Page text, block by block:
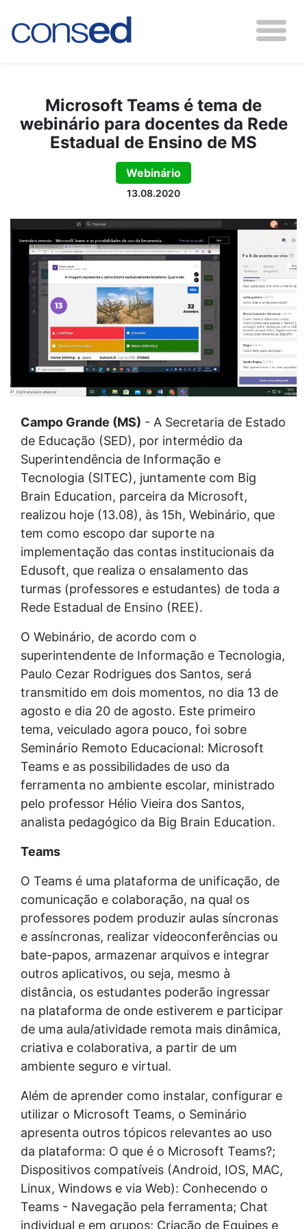
Microsoft Teams é tema de
webinário para docentes da Rede
Estadual de Ensino de MS
Webinário
13.08.2020
Campo Grande (MS) - A Secretaria de Estado
de Educação (SED), por intermédio da
Superintendência de Informação e
Tecnologia (SITEC), juntamente com Big
Brain Education, parceira da Microsoft,
realizou hoje (13.08), às 15h, Webinário, que
tem como escopo dar suporte na
implementação das contas institucionais da
Edusoft, que realiza o ensalamento das
turmas (professores e estudantes) de toda a
Rede Estadual de Ensino (REE).
O Webinário, de acordo com o
superintendente de Informação e Tecnologia,
Paulo Cezar Rodrigues dos Santos, será
transmitido em dois momentos, no dia 13 de
agosto e dia 20 de agosto. Este primeiro
tema, veiculado agora pouco, foi sobre
Seminário Remoto Educacional: Microsoft
Teams e as possibilidades de uso da
ferramenta no ambiente escolar, ministrado
pelo professor Hélio Vieira dos Santos,
analista pedagógico da Big Brain Education.
Teams
O Teams é uma plataforma de unificação, de
comunicação e colaboração, na qual os
professores podem produzir aulas síncronas
e assíncronas, realizar videoconferências ou
bate-papos, armazenar arquivos e integrar
outros aplicativos, ou seja, mesmo à
distância, os estudantes poderão ingressar
na plataforma de onde estiverem e participar
de uma aula/atividade remota mais dinâmica,
criativa e colaborativa, a partir de um
ambiente seguro e virtual.
Além de aprender como instalar, configurar e
utilizar o Microsoft Teams, o Seminário
apresenta outros tópicos relevantes ao uso
da plataforma: O que é o Microsoft Teams?;
Dispositivos compatíveis (Android, IOS, MAC,
Linux, Windows e via Web): Conhecendo o
Teams - Navegação pela ferramenta; Chat
individual e em grupos; Criação de Equipes e